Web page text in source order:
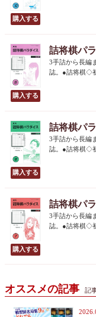
詰将棋パ
3手詰から長編
誌。●詰将棋◇
詰将棋パ
3手詰から長編
誌。●詰将棋◇
詰将棋パ
3手詰から長編
誌。●詰将棋◇
オススメの記事 記